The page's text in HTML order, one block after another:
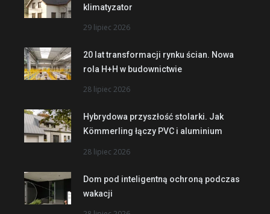
klimatyzator
29 lipiec 2026
20 lat transformacji rynku ścian. Nowa
rola H+H w budownictwie
28 lipiec 2026
Hybrydowa przyszłość stolarki. Jak
Kömmerling łączy PVC i aluminium
28 lipiec 2026
Dom pod inteligentną ochroną podczas
wakacji